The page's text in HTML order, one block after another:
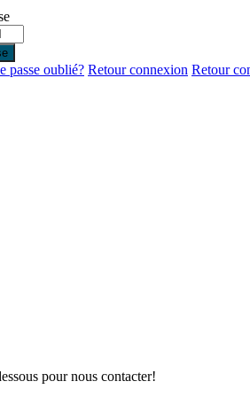
passe oublié? Retour connexion Retour
pour nous contacter!